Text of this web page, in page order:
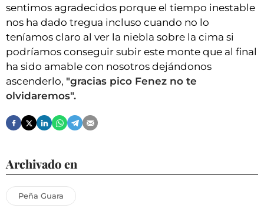
sentimos agradecidos porque el tiempo inestable
nos ha dado tregua incluso cuando no lo
teníamos claro al ver la niebla sobre la cima si
podríamos conseguir subir este monte que al final
ha sido amable con nosotros dejándonos
ascenderlo, "gracias pico Fenez no te
olvidaremos".
Archivado en
Peña Guara